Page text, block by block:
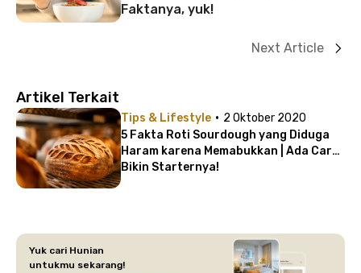
Faktanya, yuk!
Next Article
Artikel Terkait
Tips & Lifestyle · 2 Oktober 2020
5 Fakta Roti Sourdough yang Diduga
Haram karena Memabukkan | Ada Cara
Bikin Starternya!
Yuk cari Hunian
untukmu sekarang!